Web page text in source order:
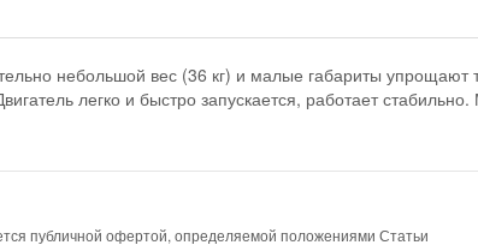
небольшой вес (36 кг) и малые габариты упрощают
легко и быстро запускается, работает
публичной офертой, определяемой положениями Статьи